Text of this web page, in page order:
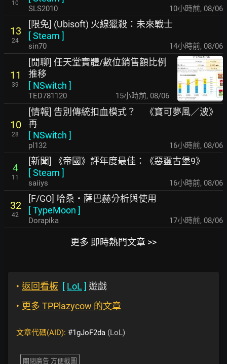
10
SLS2010 10小時前, 08/06
13
24
[限免] (Ubisoft) 火線獵殺：未來戰士
[Steam ]
sin70 14小時前, 08/06
11
39
[閒聊] 任天堂實體/數位銷售額比例
推移
[ NSwitch ]
TED781120 15小時前, 08/06
10
28
[情報] 告別傳統扣血模式？ 《寶可夢風／波》
再
[ NSwitch ]
pl132 16小時前, 08/06
4
11
[新聞] 《帝國》評年度最佳：《惡靈古堡9》
[Steam ]
saiiys 16小時前, 08/06
32
42
[F/GO] 哈桑・薩巴赫分析與使用
[TypeMoon ]
Dorapika 17小時前, 08/06
更多 即時熱門文章 >>
‣ 返回看板 [ LoL ] 遊戲
‣ 更多 TPPlazycow 的文章
文章代碼(AID): #1gJoF2da (LoL)
關閉廣告 方便截圖